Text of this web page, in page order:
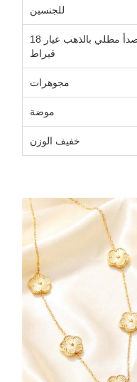
للجنسين
فولاذ مقاوم للصدأ مطلي بالذهب عيار 18
قيراط
مجوهرات
موضة
خفيف الوزن